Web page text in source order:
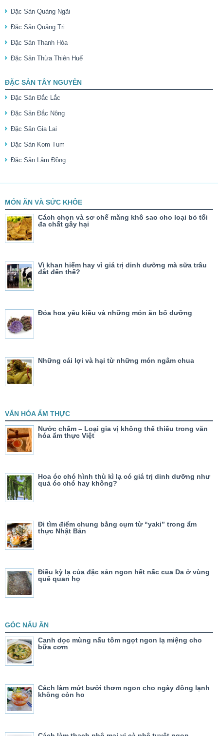
Đặc Sản Quảng Ngãi
Đặc Sản Quảng Trị
Đặc Sản Thanh Hóa
Đặc Sản Thừa Thiên Huế
ĐẶC SẢN TÂY NGUYÊN
Đặc Sản Đắc Lắc
Đặc Sản Đắc Nông
Đặc Sản Gia Lai
Đặc Sản Kom Tum
Đặc Sản Lâm Đồng
MÓN ĂN VÀ SỨC KHỎE
Cách chọn và sơ chế măng khô sao cho loại bỏ tối
đa chất gây hại
Vì khan hiếm hay vì giá trị dinh dưỡng mà sữa trâu
đắt đến thế?
Đóa hoa yêu kiều và những món ăn bổ dưỡng
Những cái lợi và hại từ những món ngâm chua
VĂN HÓA ẨM THỰC
Nước chấm – Loại gia vị không thể thiếu trong văn
hóa ẩm thực Việt
Hoa óc chó hình thù kì lạ có giá trị dinh dưỡng như
quả óc chó hay không?
Đi tìm điểm chung bằng cụm từ “yaki” trong ẩm
thực Nhật Bản
Điều kỳ lạ của đặc sản ngon hết nấc cua Da ở vùng
quê quan họ
GÓC NẤU ĂN
Canh dọc mùng nấu tôm ngọt ngon lạ miệng cho
bữa cơm
Cách làm mứt bưởi thơm ngon cho ngày đông lạnh
không còn ho